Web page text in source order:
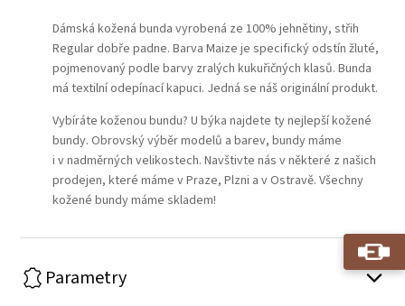
Dámská kožená bunda vyrobená ze 100% jehnětiny, střih
Regular dobře padne. Barva Maize je specifický odstín žluté,
pojmenovaný podle barvy zralých kukuřičných klasů. Bunda
má textilní odepínací kapuci. Jedná se náš originální produkt.
Vybíráte koženou bundu? U býka najdete ty nejlepší kožené
bundy. Obrovský výběr modelů a barev, bundy máme
i v nadměrných velikostech. Navštivte nás v některé z našich
prodejen, které máme v Praze, Plzni a v Ostravě. Všechny
kožené bundy máme skladem!
Parametry